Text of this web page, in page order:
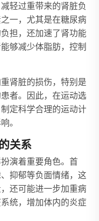
轻过重带来的肾脏负
一，尤其是在糖尿病
担，还加速了肾功能
够减少体脂肪，控制
肾脏的损伤，特别是
者。因此，在运动选
定科学合理的运动计
。
关系
演着重要角色。首
抑郁等负面情绪，这
还可能进一步加重病
统，增加体内的炎症